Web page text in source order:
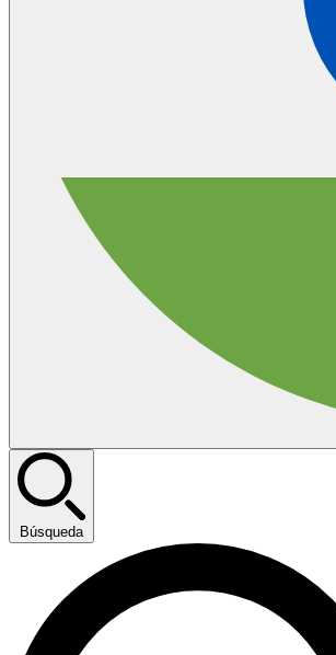
Búsqueda